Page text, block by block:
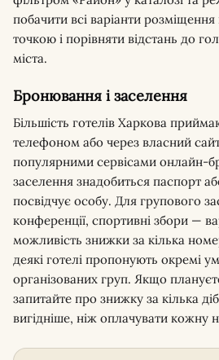
побачити всі варіанти
точкою і порівняти відстань до
міста.
Бронювання і заселення
Більшість готелів Харкова
телефоном або через власний
популярними сервісами онлайн-
заселення знадобиться паспорт
посвідчує особу. Для групового
конференції, спортивні збори —
можливість знижки за кілька
деякі готелі пропонують окремі
організованих груп. Якщо
запитайте про знижку за кілька
вигідніше, ніж оплачувати кожну